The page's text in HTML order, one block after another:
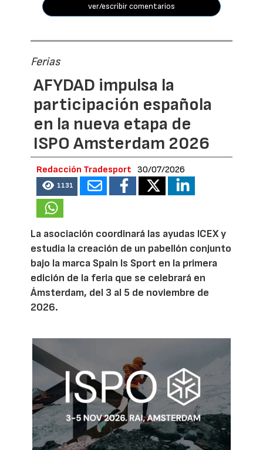
ver/escribir comentarios
Ferias
AFYDAD impulsa la
participación española
en la nueva etapa de
ISPO Amsterdam 2026
Redacción Tradesport 30/07/2026
1131
La asociación coordinará las ayudas ICEX y
estudia la creación de un pabellón conjunto
bajo la marca Spain Is Sport en la primera
edición de la feria que se celebrará en
Ámsterdam, del 3 al 5 de noviembre de
2026.